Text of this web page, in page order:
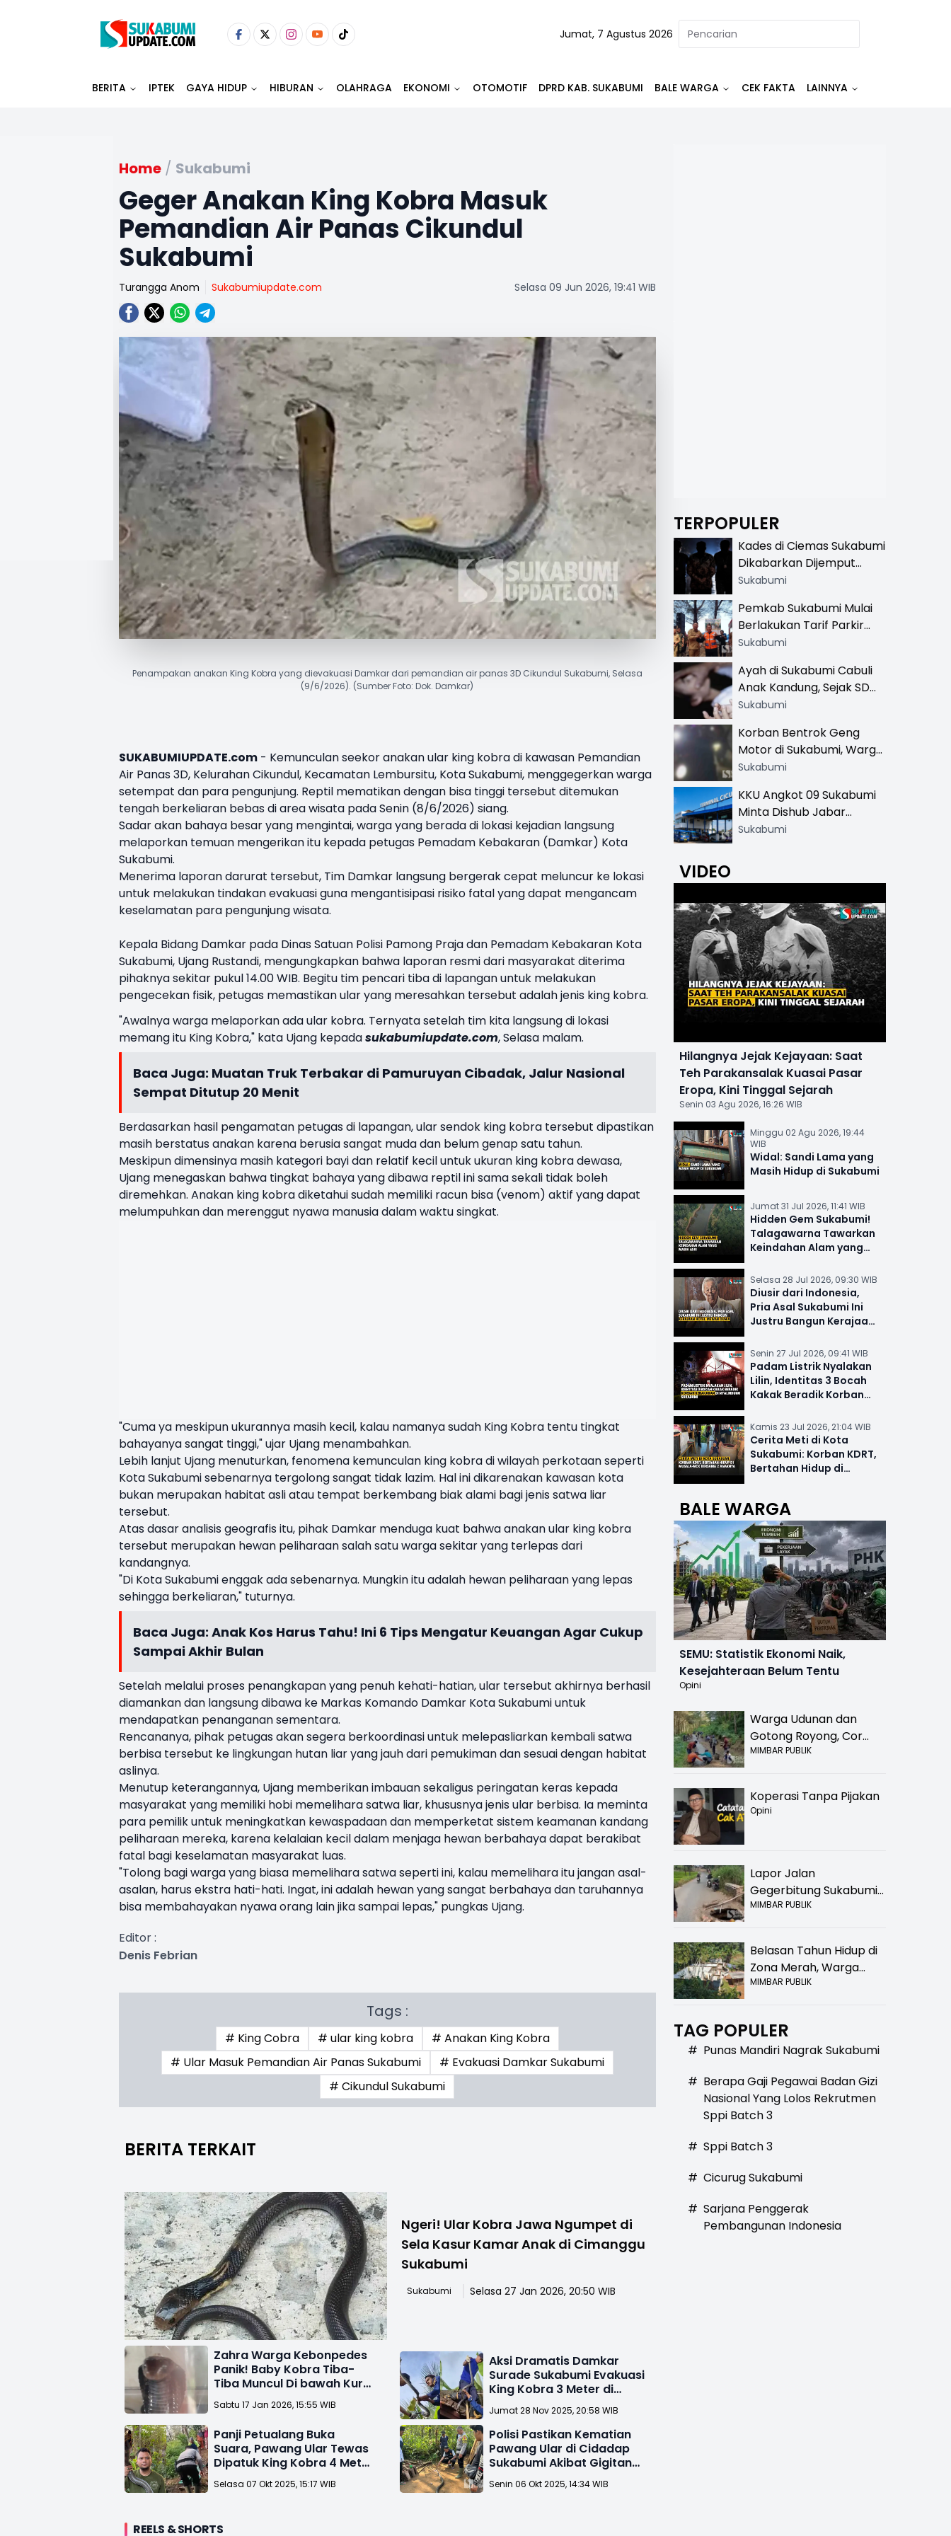
Jumat, 7 Agustus 2026
BERITA IPTEK GAYA HIDUP HIBURAN OLAHRAGA EKONOMI OTOMOTIF DPRD KAB. SUKABUMI BALE WARGA CEK FAKTA LAINNYA
Home / Sukabumi
Geger Anakan King Kobra Masuk
Pemandian Air Panas Cikundul
Sukabumi
Turangga Anom Sukabumiupdate.com Selasa 09 Jun 2026, 19:41 WIB
Penampakan anakan King Kobra yang dievakuasi Damkar dari pemandian air panas 3D Cikundul Sukabumi, Selasa
(9/6/2026). (Sumber Foto: Dok. Damkar)
SUKABUMIUPDATE.com - Kemunculan seekor anakanular king kobradi kawasan Pemandian
Air Panas 3D, Kelurahan Cikundul, Kecamatan Lembursitu, Kota Sukabumi, menggegerkan warga
setempat dan para pengunjung. Reptil mematikan dengan bisa tinggi tersebut ditemukan
tengah berkeliaran bebas di area wisata pada Senin (8/6/2026) siang.
Sadar akan bahaya besar yang mengintai, warga yang berada di lokasi kejadian langsung
melaporkan temuan mengerikan itu kepada petugas Pemadam Kebakaran (Damkar) Kota
Sukabumi.
Menerima laporan darurat tersebut, Tim Damkar langsung bergerak cepat meluncur ke lokasi
untuk melakukan tindakan evakuasi guna mengantisipasi risiko fatal yang dapat mengancam
keselamatan para pengunjung wisata.
Kepala Bidang Damkar pada Dinas Satuan Polisi Pamong Praja dan Pemadam Kebakaran Kota
Sukabumi, Ujang Rustandi, mengungkapkan bahwa laporan resmi dari masyarakat diterima
pihaknya sekitar pukul 14.00 WIB. Begitu tim pencari tiba di lapangan untuk melakukan
pengecekan fisik, petugas memastikan ular yang meresahkan tersebut adalah jenis king kobra.
"Awalnya warga melaporkan ada ular kobra. Ternyata setelah tim kita langsung di lokasi
memang itu King Kobra," kata Ujang kepadasukabumiupdate.com, Selasa malam.
Baca Juga: Muatan Truk Terbakar di Pamuruyan Cibadak, Jalur Nasional
Sempat Ditutup 20 Menit
Berdasarkan hasil pengamatan petugas di lapangan, ular sendok king kobra tersebut dipastikan
masih berstatus anakan karena berusia sangat muda dan belum genap satu tahun.
Meskipun dimensinya masih kategori bayi dan relatif kecil untuk ukuran king kobra dewasa,
Ujang menegaskan bahwa tingkat bahaya yang dibawa reptil ini sama sekali tidak boleh
diremehkan. Anakan king kobra diketahui sudah memiliki racun bisa (venom) aktif yang dapat
melumpuhkan dan merenggut nyawa manusia dalam waktu singkat.
"Cuma ya meskipun ukurannya masih kecil, kalau namanya sudah King Kobra tentu tingkat
bahayanya sangat tinggi," ujar Ujang menambahkan.
Lebih lanjut Ujang menuturkan, fenomena kemunculan king kobra di wilayah perkotaan seperti
Kota Sukabumi sebenarnya tergolong sangat tidak lazim. Hal ini dikarenakan kawasan kota
bukan merupakan habitat asli atau tempat berkembang biak alami bagi jenis satwa liar
tersebut.
Atas dasar analisis geografis itu, pihak Damkar menduga kuat bahwa anakan ular king kobra
tersebut merupakan hewan peliharaan salah satu warga sekitar yang terlepas dari
kandangnya.
"Di Kota Sukabumi enggak ada sebenarnya. Mungkin itu adalah hewan peliharaan yang lepas
sehingga berkeliaran," tuturnya.
Baca Juga: Anak Kos Harus Tahu! Ini 6 Tips Mengatur Keuangan Agar Cukup
Sampai Akhir Bulan
Setelah melalui proses penangkapan yang penuh kehati-hatian, ular tersebut akhirnya berhasil
diamankan dan langsung dibawa ke Markas Komando Damkar Kota Sukabumi untuk
mendapatkan penanganan sementara.
Rencananya, pihak petugas akan segera berkoordinasi untuk melepasliarkan kembali satwa
berbisa tersebut ke lingkungan hutan liar yang jauh dari pemukiman dan sesuai dengan habitat
aslinya.
Menutup keterangannya, Ujang memberikan imbauan sekaligus peringatan keras kepada
masyarakat yang memiliki hobi memelihara satwa liar, khususnya jenis ular berbisa. Ia meminta
para pemilik untuk meningkatkan kewaspadaan dan memperketat sistem keamanan kandang
peliharaan mereka, karena kelalaian kecil dalam menjaga hewan berbahaya dapat berakibat
fatal bagi keselamatan masyarakat luas.
"Tolong bagi warga yang biasa memelihara satwa seperti ini, kalau memelihara itu jangan asal-
asalan, harus ekstra hati-hati. Ingat, ini adalah hewan yang sangat berbahaya dan taruhannya
bisa membahayakan nyawa orang lain jika sampai lepas," pungkas Ujang.
Editor :
Denis Febrian
Tags :
# King Cobra # ular king kobra
# Anakan King Kobra
# Ular Masuk Pemandian Air Panas Sukabumi
# Evakuasi Damkar Sukabumi
# Cikundul Sukabumi
BERITA TERKAIT
Ngeri! Ular Kobra Jawa Ngumpet di
Sela Kasur Kamar Anak di Cimanggu
Sukabumi
Sukabumi Selasa 27 Jan 2026, 20:50 WIB
Zahra Warga Kebonpedes
Panik! Baby Kobra Tiba-
Tiba Muncul Di bawah Kursi
Lipat
Sabtu 17 Jan 2026, 15:55 WIB
Aksi Dramatis Damkar
Surade Sukabumi Evakuasi
King Kobra 3 Meter di
Plafon Rumah Warga
Jumat 28 Nov 2025, 20:58 WIB
Panji Petualang Buka
Suara, Pawang Ular Tewas
Dipatuk King Kobra 4 Meter
di Sukabumi
Selasa 07 Okt 2025, 15:17 WIB
Polisi Pastikan Kematian
Pawang Ular di Cidadap
Sukabumi Akibat Gigitan
King Kobra 4 Meter
Senin 06 Okt 2025, 14:34 WIB
REELS & SHORTS
TERPOPULER
Kades di Ciemas Sukabumi
Dikabarkan Dijemput
Satnarkoba, Polisi
Sukabumi
Pemkab Sukabumi Mulai
Berlakukan Tarif Parkir
Resmi di 13 Lokasi Wisata,
Khusus
Sukabumi
Ayah di Sukabumi Cabuli
Anak Kandung, Sejak SD
Hingga SMA
Sukabumi
Korban Bentrok Geng
Motor di Sukabumi, Warga
dan Sopir Tangki
Sukabumi
KKU Angkot 09 Sukabumi
Minta Dishub Jabar
Tertibkan Trayek Ciawi-
Sukabumi
VIDEO
Hilangnya Jejak Kejayaan: Saat
Teh Parakansalak Kuasai Pasar
Eropa, Kini Tinggal Sejarah
Senin 03 Agu 2026, 16:26 WIB
Minggu 02 Agu 2026, 19:44
WIB
Widal: Sandi Lama yang
Masih Hidup di Sukabumi
Jumat 31 Jul 2026, 11:41 WIB
Hidden Gem Sukabumi!
Talagawarna Tawarkan
Keindahan Alam yang
Selasa 28 Jul 2026, 09:30 WIB
Diusir dari Indonesia,
Pria Asal Sukabumi Ini
Justru Bangun Kerajaan
Senin 27 Jul 2026, 09:41 WIB
Padam Listrik Nyalakan
Lilin, Identitas 3 Bocah
Kakak Beradik Korban
Kamis 23 Jul 2026, 21:04 WIB
Cerita Meti di Kota
Sukabumi: Korban KDRT,
Bertahan Hidup di
BALE WARGA
SEMU: Statistik Ekonomi Naik,
Kesejahteraan Belum Tentu
Opini
Warga Udunan dan
Gotong Royong, Cor
Jalan Hancur di
MIMBAR PUBLIK
Koperasi Tanpa Pijakan
Opini
Lapor Jalan
Gegerbitung Sukabumi
Bolong! Bahaya Bagi
MIMBAR PUBLIK
Belasan Tahun Hidup di
Zona Merah, Warga
Kampung Nangewer
Relokasi
MIMBAR PUBLIK
TAG POPULER
# Punas Mandiri Nagrak Sukabumi
# Berapa Gaji Pegawai Badan Gizi
Nasional Yang Lolos Rekrutmen
Sppi Batch 3
# Sppi Batch 3
# Cicurug Sukabumi
# Sarjana Penggerak
Pembangunan Indonesia